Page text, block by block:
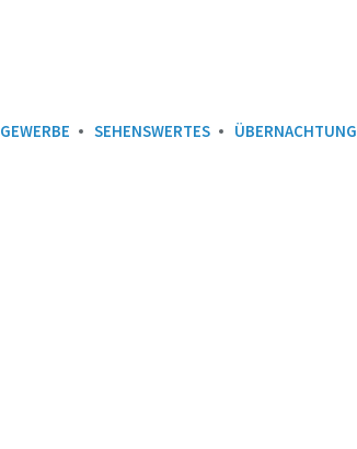
GEWERBE SEHENSWERTES ÜBERNACHTUNG